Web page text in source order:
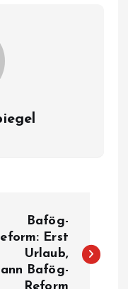
Bafög-
Erst
Urlaub,
Bafög-